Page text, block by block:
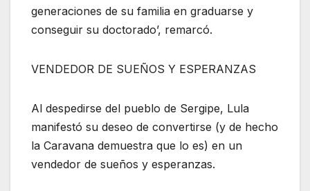
generaciones de su familia en graduarse y
conseguir su doctorado’, remarcó.
VENDEDOR DE SUEÑOS Y ESPERANZAS
Al despedirse del pueblo de Sergipe, Lula
manifestó su deseo de convertirse (y de hecho
la Caravana demuestra que lo es) en un
vendedor de sueños y esperanzas.